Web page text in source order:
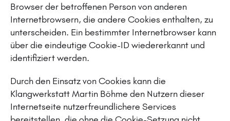
Browser der betroffenen Person von anderen
Internetbrowsern, die andere Cookies enthalten, zu
unterscheiden. Ein bestimmter Internetbrowser kann
über die eindeutige Cookie-ID wiedererkannt und
identifiziert werden.
Durch den Einsatz von Cookies kann die
Klangwerkstatt Martin Böhme den Nutzern dieser
Internetseite nutzerfreundlichere Services